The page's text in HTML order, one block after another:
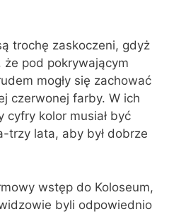
trochę zaskoczeni, gdyż
pod pokrywającym
mogły się zachować
czerwonej farby. W ich
cyfry kolor musiał być
trzy lata, aby był dobrze
wstęp do Koloseum,
byli odpowiednio